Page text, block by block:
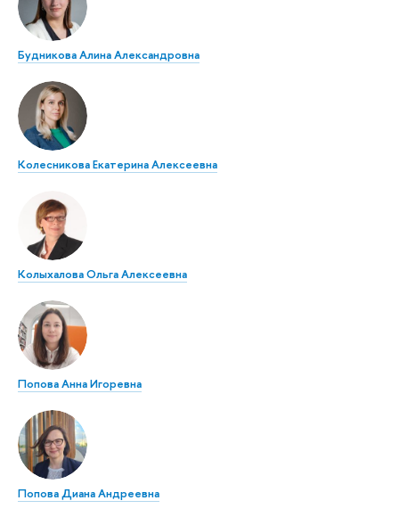
Будникова Алина Александровна
Колесникова Екатерина Алексеевна
Колыхалова Ольга Алексеевна
Попова Анна Игоревна
Попова Диана Андреевна